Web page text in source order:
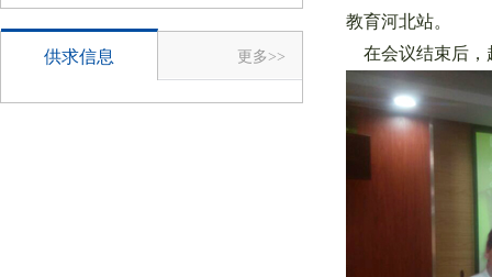
供求信息 更多>>
教育河北站。
在会议结束后，